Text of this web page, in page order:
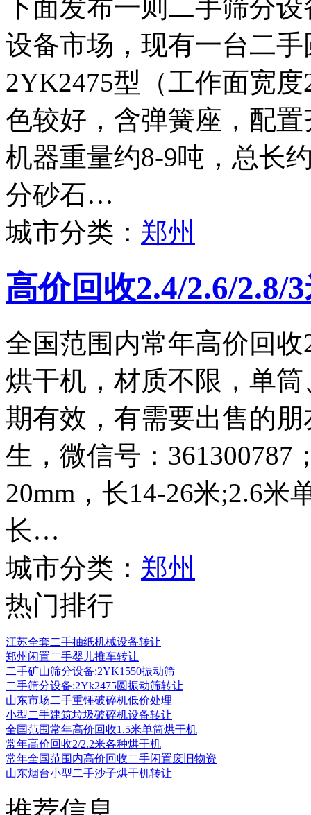
下面发布一则二手筛分
设备市场，现有一台二
2YK2475型（工作面宽
色较好，含弹簧座，配
机器重量约8-9吨，总长
分砂石…
城市分类： 郑州
高价回收2.4/2.6/2.8/
全国范围内常年高价回收
烘干机，材质不限，单
期有效，有需要出售的朋
生，微信号：361300787
20mm，长14-26米;2.6米
长…
城市分类： 郑州
热门排行
江苏全套二手抽纸机械设备转让
郑州闲置二手婴儿推车转让
二手矿山筛分设备:2YK1550振动筛
二手筛分设备:2Yk2475圆振动筛转让
山东市场二手重锤破碎机低价处理
小型二手建筑垃圾破碎机设备转让
全国范围常年高价回收1.5米单筒烘干机
常年高价回收2/2.2米各种烘干机
常年全国范围内高价回收二手闲置废旧物资
山东烟台小型二手沙子烘干机转让